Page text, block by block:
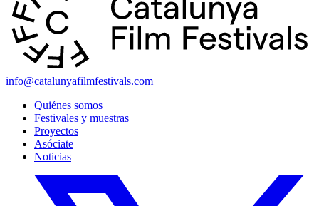
info@catalunyafilmfestivals.com
Quiénes somos
Festivales y muestras
Proyectos
Asóciate
Noticias